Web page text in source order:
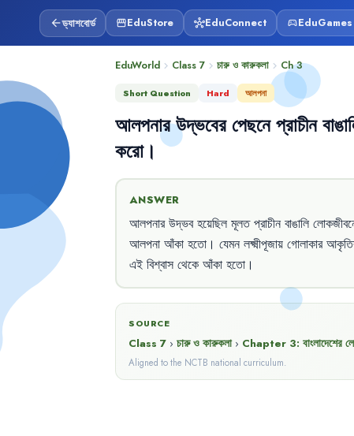
arrow_backড্যাশবোর্ড storefrontEduStore hubEduConnect sports_esportsEduGames
EduWorld chevron_right Class 7 chevron_right চারু ও কারুকলা chevron_right Ch3
Short Question Hard আলপনা
আলপনার উদ্ভবের পেছনে প্রাচীন
করো।
ANSWER
আলপনার উদ্ভব হয়েছিল মূলত প্রাচীন বাঙালি
আলপনা আঁকা হতো। যেমন লক্ষ্মীপূজায় গোলাকার
এই বিশ্বাস থেকে আঁকা হতো।
SOURCE
Class 7 › চারু ও কারুকলা › Chapter 3: বাংলাদেশের
Aligned to the NCTB national curriculum.